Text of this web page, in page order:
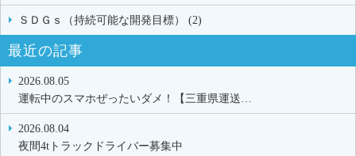
ＳＤＧｓ（持続可能な開発目標） (2)
最近の記事
2026.08.05
運転中のスマホぜったいダメ！【三重県運送…
2026.08.04
夜間4tトラックドライバー募集中